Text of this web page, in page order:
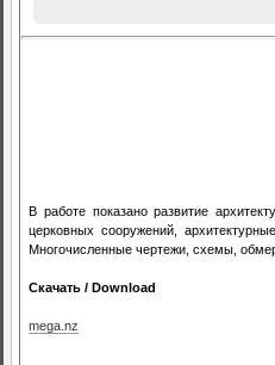
В работе показано развитие
церковных сооружений,
Многочисленные чертежи, схемы,
Скачать / Download
mega.nz